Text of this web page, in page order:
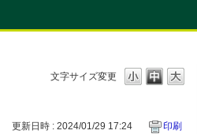
文字サイズ変更
更新日時 : 2024/01/29 17:24 印刷